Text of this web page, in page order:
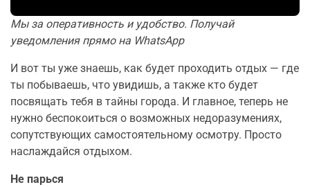
Мы за оперативность и удобство. Получай
уведомления прямо на WhatsApp
И вот ты уже знаешь, как будет проходить отдых — где
ты побываешь, что увидишь, а также кто будет
посвящать тебя в тайны города. И главное, теперь не
нужно беспокоиться о возможных недоразумениях,
сопутствующих самостоятельному осмотру. Просто
наслаждайся отдыхом.
Не парься